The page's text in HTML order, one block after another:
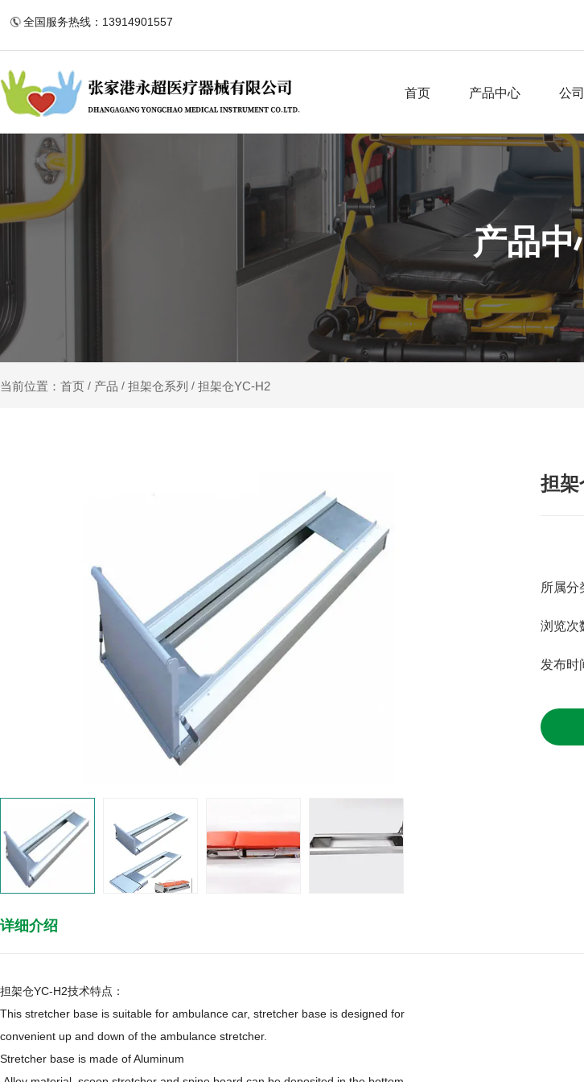
全国服务热线：13914901557
首页 产品中心 公
产品中
当前位置：首页 / 产品 / 担架仓系列 / 担架仓YC-H2
担架
所属分
浏览次
发布时
详细介绍
担架仓YC-H2技术特点：
This stretcher base is suitable for ambulance car, stretcher base is designed for
convenient up and down of the ambulance stretcher.
Stretcher base is made of Aluminum